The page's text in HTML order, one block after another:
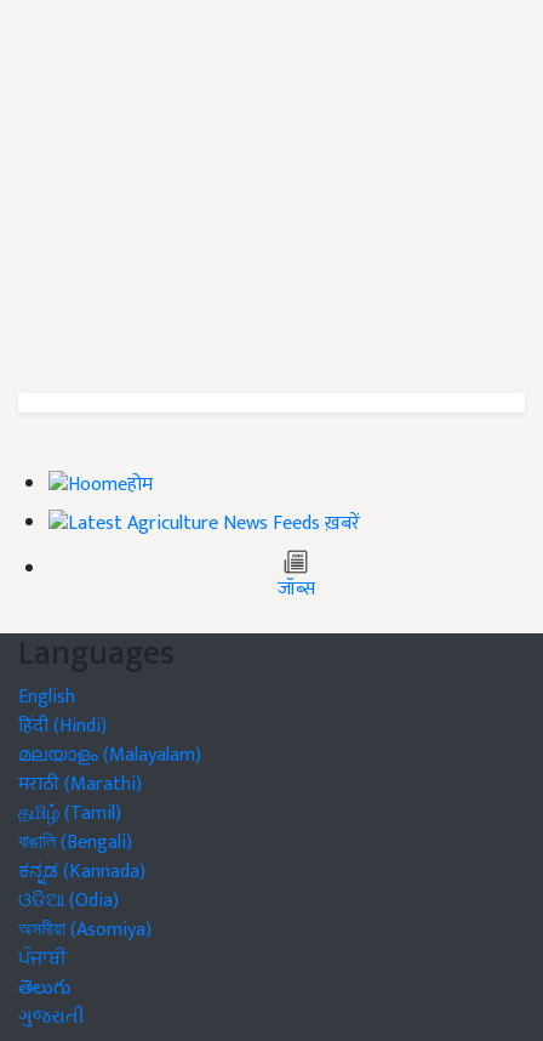
होम
ख़बरें
जॉब्स
Languages
English
हिंदी (Hindi)
മലയാളം (Malayalam)
मराठी (Marathi)
தமிழ் (Tamil)
বাঙালি (Bengali)
ಕನ್ನಡ (Kannada)
ଓଡିଆ (Odia)
অসমীয়া (Asomiya)
ਪੰਜਾਬੀ
తెలుగు
ગુજરાતી